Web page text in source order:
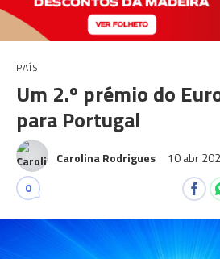
PAÍS
Um 2.º prémio do
para Portugal
Carolina Rodrigues 10 abr
0